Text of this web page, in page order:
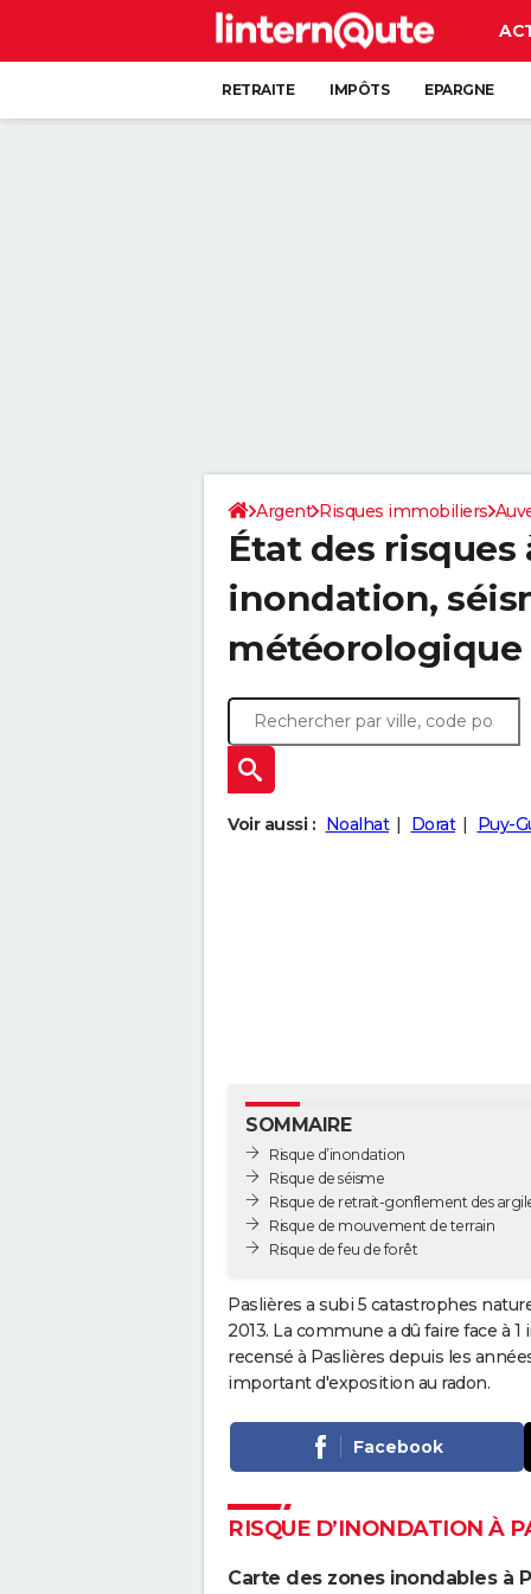
RETRAITE IMPÔTS EPARGNE
Argent Risques immobiliers
État des risques
inondation,
météorologique
Voir aussi : Noalhat Dorat Puy-
SOMMAIRE
Risque d’inondation
Risque de séisme
Risque de retrait-gonflement des
Risque de mouvement de terrain
Risque de feu de forêt
Paslières a subi 5 catastrophes
2013. La commune a dû faire face à
recensé à Paslières depuis les
important d'exposition au radon.
Facebook
RISQUE D’INONDATION À
Carte des zones inondables à